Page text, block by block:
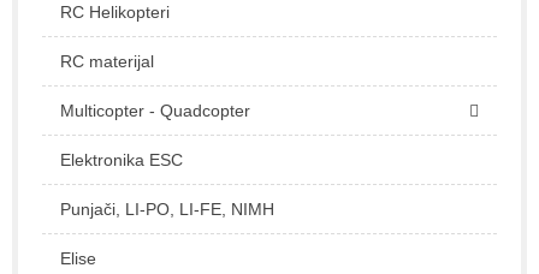
RC Helikopteri
RC materijal
Multicopter - Quadcopter
Elektronika ESC
Punjači, LI-PO, LI-FE, NIMH
Elise